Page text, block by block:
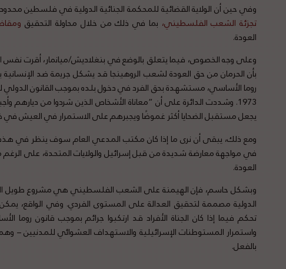
وفي حين أن الولاية القضائية للمحكمة الجنائية الدولية في فلسطين
تجزئة الشعب الفلسطيني، بما في ذلك من خلال محاولة التحقيق و
العودة.
روما الأساسي، مستشهدة بحق الفرد في دخول بلده بموجب القانون الدولي
1973. وشددت الدائرة على أن “معاناة الأشخاص الذين شردوا من
يجعل مستقبل الضحايا أكثر غموضًا ويجبرهم على الاستمرار في العيش في
ومع ذلك، يبقى أن نرى ما إذا كان مكتب المدعي العام سوف ينظر في هذه
في مواجهة معارضة شديدة من قبل إسرائيل والولايات المتحدة، على
العودة.
وبشكل حاسم، فإن الهيمنة على الشعب الفلسطيني هي مشروع طويل
الدولية مصممة لتحقيق العدالة على المستوى الفردي. وفي الواقع،
تحكم فيما إذا كان الجناة الأفراد قد ارتكبوا جرائم بموجب قانون روما
واستمرار المستوطنات الإسرائيلية والاستهداف العشوائي للمدنيين –
بالفعل.